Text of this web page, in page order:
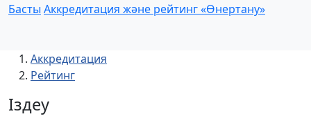
Басты Аккредитация және рейтинг «Өнертану»
Аккредитация
Рейтинг
Іздеу